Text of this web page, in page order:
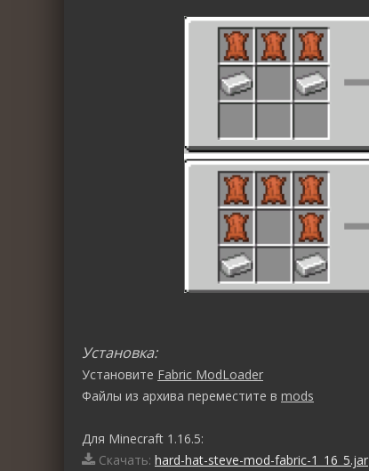
Установка:
Установите Fabric ModLoader
Файлы из архива переместите в mods
Для Minecraft 1.16.5:
Скачать: hard-hat-steve-mod-fabric-1_16_5.jar